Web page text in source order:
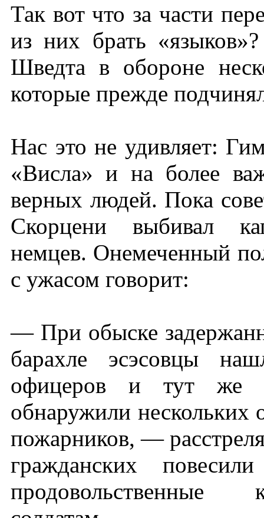
Так вот что за части
из них брать
Шведта в обороне
которые прежде
Нас это не удивляет:
«Висла» и на более
верных людей. Пока
Скорцени выбивал
немцев. Онемеченный
с ужасом говорит:
— При обыске
барахле эсэсовцы
офицеров и тут же
обнаружили
пожарников, —
гражданских
продовольственные